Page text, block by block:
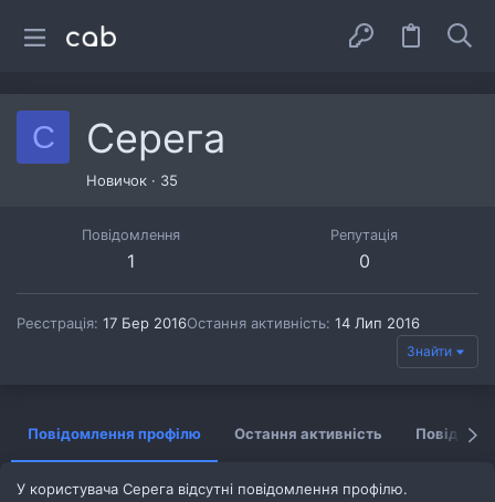
С Серега
Новичок · 35
Повідомлення
1
Репутація
0
Реєстрація 17 Бер 2016Остання активність 14 Лип 2016
Знайти
Повідомлення профілю Остання активність
У користувача Серега відсутні повідомлення профілю.